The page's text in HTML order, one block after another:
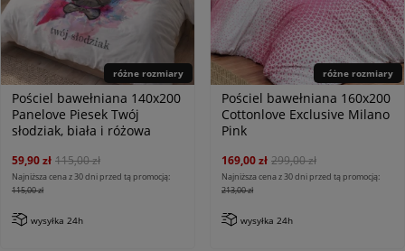
różne rozmiary
Pościel bawełniana 140x200
Panelove Piesek Twój
słodziak, biała i różowa
59,90 zł 115,00 zł
Najniższa cena z 30 dni przed tą promocją:
115,00 zł
wysyłka 24h
różne rozmiary
Pościel bawełniana 160x200
Cottonlove Exclusive Milano
Pink
169,00 zł 299,00 zł
Najniższa cena z 30 dni przed tą promocją:
213,00 zł
wysyłka 24h